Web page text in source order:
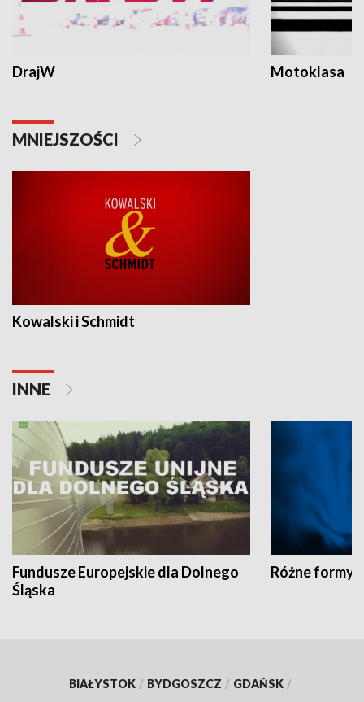
DrajW Motoklasa
MNIEJSZOŚCI
Kowalski i Schmidt
INNE
Fundusze Europejskie dla Dolnego
Śląska
Różne formy
BIAŁYSTOK / BYDGOSZCZ / GDAŃSK /